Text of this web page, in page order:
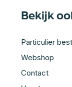
Bekijk
Particulier
Webshop
Contact